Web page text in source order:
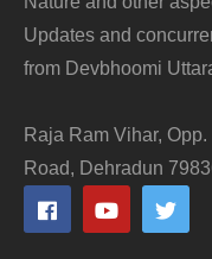
Updates and
from Devbhoomi
Raja Ram Vihar,
Road, Dehradun